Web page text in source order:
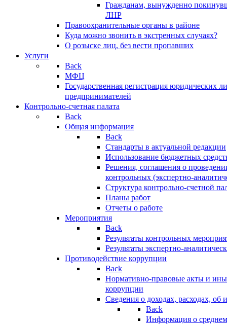
Гражданам, вынужденно
ЛНР
Правоохранительные органы в районе
Куда можно звонить в экстренных случаях?
О розыске лиц, без вести пропавших
Услуги
Back
МФЦ
Государственная регистрация юридических
предпринимателей
Контрольно-счетная палата
Back
Общая информация
Back
Стандарты в актуальной редакции
Использование бюджетных
Решения, соглашения о
контрольных (экспертно-
Структура контрольно-счетной
Планы работ
Отчеты о работе
Мероприятия
Back
Результаты контрольных
Результаты экспертно-
Противодействие коррупции
Back
Нормативно-правовые акты и
коррупции
Сведения о доходах, расходах, об
Back
Информация о